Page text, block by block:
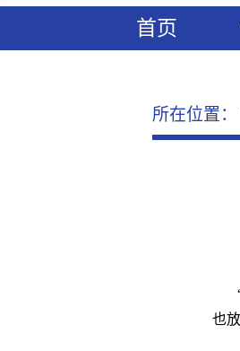
首页
所在位置：
也